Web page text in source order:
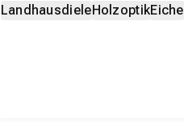
LandhausdieleHolzoptikEiche